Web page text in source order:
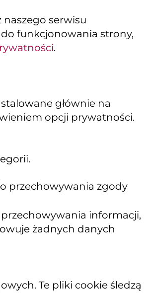
naszego serwisu
do funkcjonowania strony,
.
głównie na
opcji prywatności.
przechowywania zgody
przechowywania informacji,
żadnych danych
Te pliki cookie śledzą